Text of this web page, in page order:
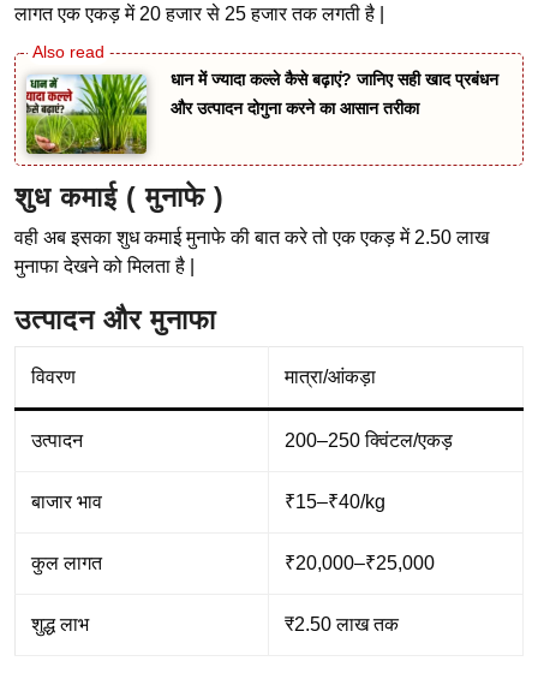
लागत एक एकड़ में 20 हजार से 25 हजार तक लगती है |
धान में ज्यादा कल्ले कैसे बढ़ाएं? जानिए सही खाद प्रबंधन
और उत्पादन दोगुना करने का आसान तरीका
शुध कमाई ( मुनाफे )
वही अब इसका शुध कमाई मुनाफे की बात करे तो एक एकड़ में 2.50 लाख
मुनाफा देखने को मिलता है |
उत्पादन और मुनाफा
विवरण मात्रा/आंकड़ा
उत्पादन 200–250 क्विंटल/एकड़
बाजार भाव ₹15–₹40/kg
कुल लागत ₹20,000–₹25,000
शुद्ध लाभ ₹2.50 लाख तक